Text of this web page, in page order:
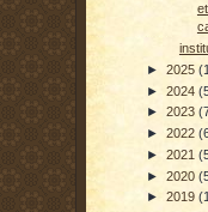
► 2025
► 2024
► 2023
► 2022
► 2021
► 2020
► 2019